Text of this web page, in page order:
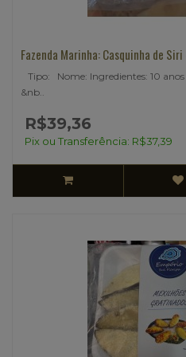
Fazenda Marinha: Casquinha de
Tipo: Nome: Ingredientes: 10 anos
&nb..
R$39,36
Pix ou Transferência: R$37,39